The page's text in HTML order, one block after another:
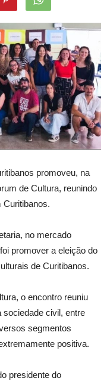
promoveu, na
de Cultura, reunindo
Curitibanos.
no mercado
promover a eleição do
de Curitibanos.
o encontro reuniu
sociedade civil, entre
segmentos
positiva.
presidente do